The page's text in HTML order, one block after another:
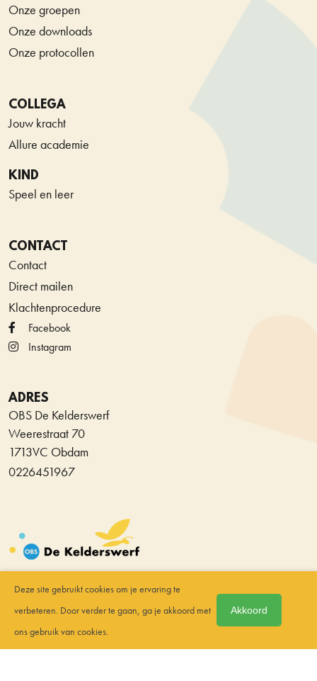
Onze groepen
Onze downloads
Onze protocollen
COLLEGA
Jouw kracht
Allure academie
KIND
Speel en leer
CONTACT
Contact
Direct mailen
Klachtenprocedure
Facebook
Instagram
ADRES
OBS De Kelderswerf
Weerestraat 70
1713VC Obdam
0226451967
© Copyright Stichting
Allure. Alle rechten
voorbehouden.
Deze site gebruikt cookies om je ervaring te
verbeteren. Door verder te gaan, ga je akkoord met
ons gebruik van cookies.
Akkoord